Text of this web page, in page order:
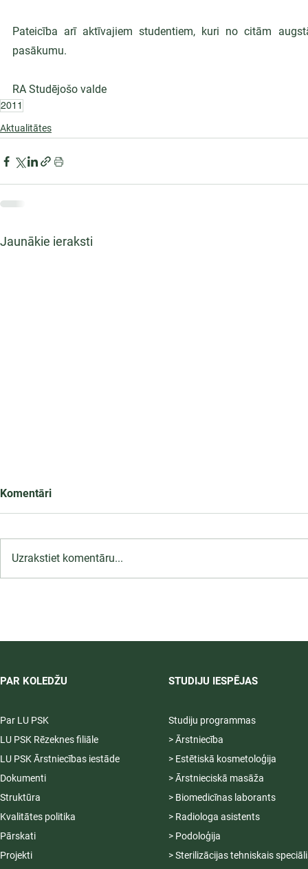
Pateicība arī aktīvajiem studentiem, kuri no citām
pasākumu.
RA Studējošo valde
2011
Aktualitātes
Jaunākie ieraksti
Komentāri
Uzrakstiet komentāru...
PAR KOLEDŽU
Par LU PSK
LU PSK Rēzeknes filiāle
LU PSK Ārstniecības iestāde
Dokumenti
Struktūra
Kvalitātes politika
Pārskati
Projekti
STUDIJU IESPĒJAS
Studiju programmas
> Ārstniecība
> Estētiskā kosmetoloģija
> Ārstnieciskā masāža
> Biomedicīnas laborants
> Radiologa asistents
> Podoloģija
> Sterilizācijas tehniskais